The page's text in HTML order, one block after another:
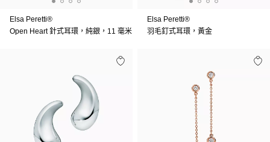
Elsa Peretti®
Open Heart 針式耳環，純銀，11 毫米
Elsa Peretti®
羽毛釘式耳環，黃金